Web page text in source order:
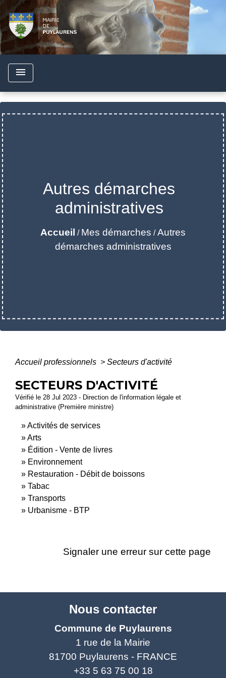
menu
Autres démarches
administratives
Accueil / Mes démarches /Autres
démarches administratives
Accueil professionnels > Secteurs d'activité
SECTEURS D'ACTIVITÉ
Vérifié le 28 Jul 2023 - Direction de l'information légale et
administrative (Première ministre)
Activités de services
Arts
Édition - Vente de livres
Environnement
Restauration - Débit de boissons
Tabac
Transports
Urbanisme - BTP
Signaler une erreur sur cette page
Nous contacter
Commune de Puylaurens
1 rue de la Mairie
81700 Puylaurens - FRANCE
+33 5 63 75 00 18